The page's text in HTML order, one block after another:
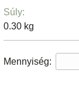
Súly:
0.30 kg
Mennyiség: